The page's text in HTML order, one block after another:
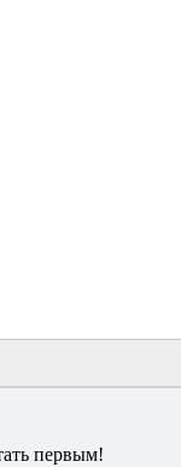
первым!